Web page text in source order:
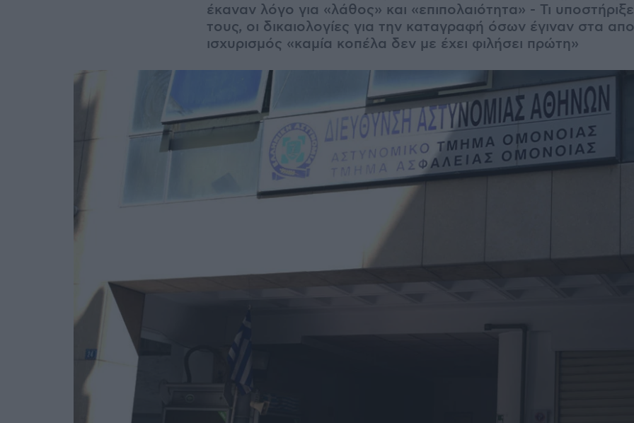
έκαναν λόγο για «λάθος» και «επιπολαιότητα» - Τι
τους, οι δικαιολογίες για την καταγραφή όσων έγιναν στα
ισχυρισμός «καμία κοπέλα δεν με έχει φιλήσει πρώτη»